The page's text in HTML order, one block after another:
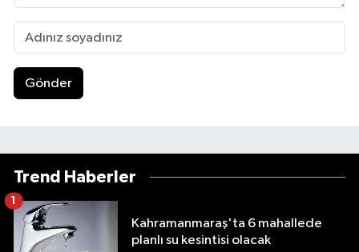
Gönder
Trend Haberler
Kahramanmaraş'ta 6 mahallede
planlı su kesintisi olacak
1